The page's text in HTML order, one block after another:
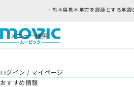
熊本県熊本地方を震源とする地震
メニュー検索
ログイン / マイページ
おすすめ情報